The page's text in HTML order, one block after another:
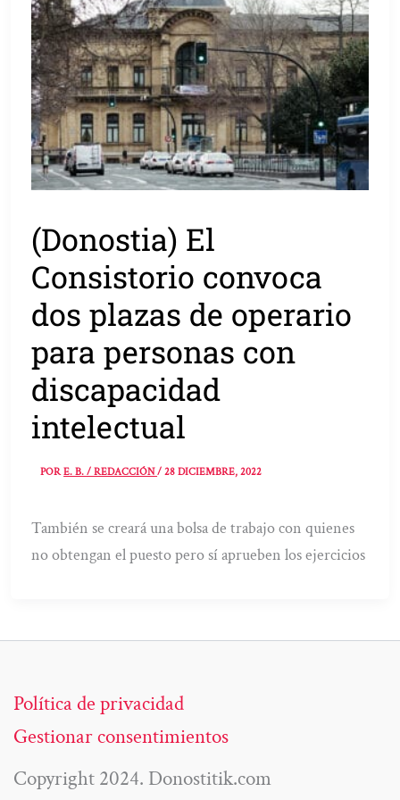
(Donostia) El
Consistorio convoca
dos plazas de operario
para personas con
discapacidad
intelectual
PORE. B. / REDACCIÓN/28 DICIEMBRE, 2022
También se creará una bolsa de trabajo con quienes
no obtengan el puesto pero sí aprueben los ejercicios
Política de privacidad
Gestionar consentimientos
Copyright 2024. Donostitik.com